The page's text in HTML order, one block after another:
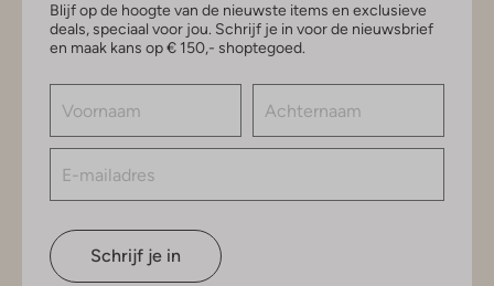
Blijf op de hoogte van de nieuwste items en exclusieve
deals, speciaal voor jou. Schrijf je in voor de nieuwsbrief
en maak kans op € 150,- shoptegoed.
Schrijf je in